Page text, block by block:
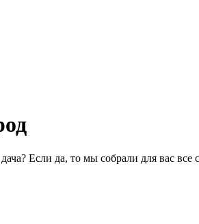
Если да, то мы собрали для вас